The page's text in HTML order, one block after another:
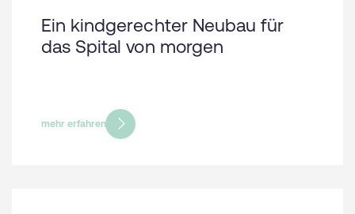
Ein kindgerechter Neubau für
das Spital von morgen
mehr erfahren